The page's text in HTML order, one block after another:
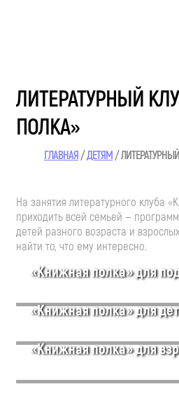
ЛИТЕРАТУРНЫЙ
ПОЛКА»
ГЛАВНАЯ ДЕТЯМ
На занятия литературного клуба
приходить всей семьей —
детей разного возраста и
найти то, что ему интересно.
«Книжная полка» для
«Книжная полка» для
«Книжная полка» для